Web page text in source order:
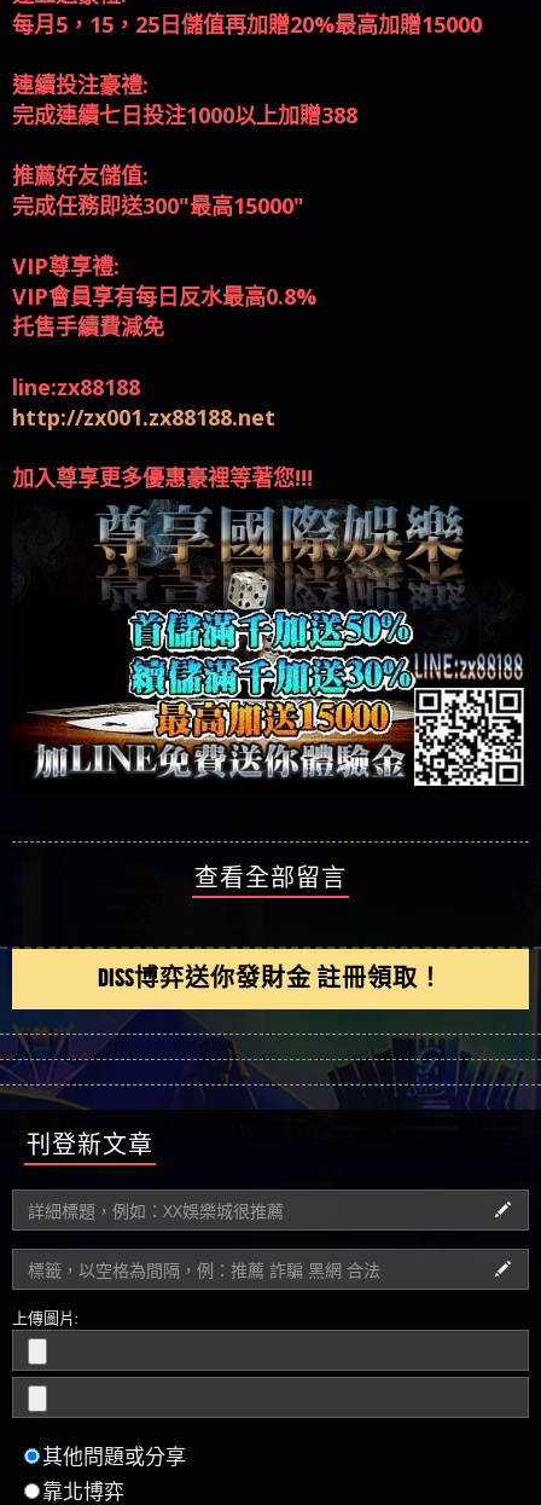
連續投注豪禮:
完成連續七日投注1000以上加贈388
推薦好友儲值:
完成任務即送300"最高15000"
VIP尊享禮:
VIP會員享有每日反水最高0.8%
托售手續費減免
line:zx88188
http://zx001.zx88188.net
加入尊享更多優惠豪裡等著您!!!
查看全部留言
刊登新文章
上傳圖片:
其他問題或分享
靠北博弈
推薦博弈